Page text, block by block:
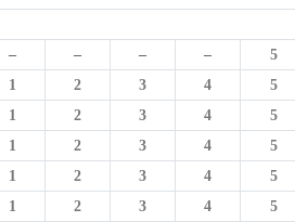
– – – –
5
1 2 3 4
5
1 2 3 4
5
1 2 3 4
5
1 2 3 4
5
1 2 3 4
5